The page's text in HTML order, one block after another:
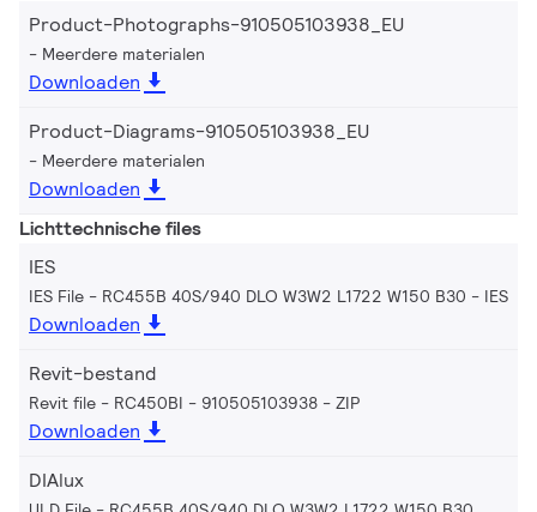
Product-Photographs-910505103938_EU
Meerdere materialen
Downloaden
Product-Diagrams-910505103938_EU
Meerdere materialen
Downloaden
Lichttechnische files
IES
IES File - RC455B 40S/940 DLO W3W2 L1722 W150 B30 IES
Downloaden
Revit-bestand
Revit file - RC450BI - 910505103938 ZIP
Downloaden
DIAlux